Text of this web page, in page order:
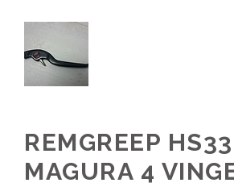
REMGREEP HS33
MAGURA 4